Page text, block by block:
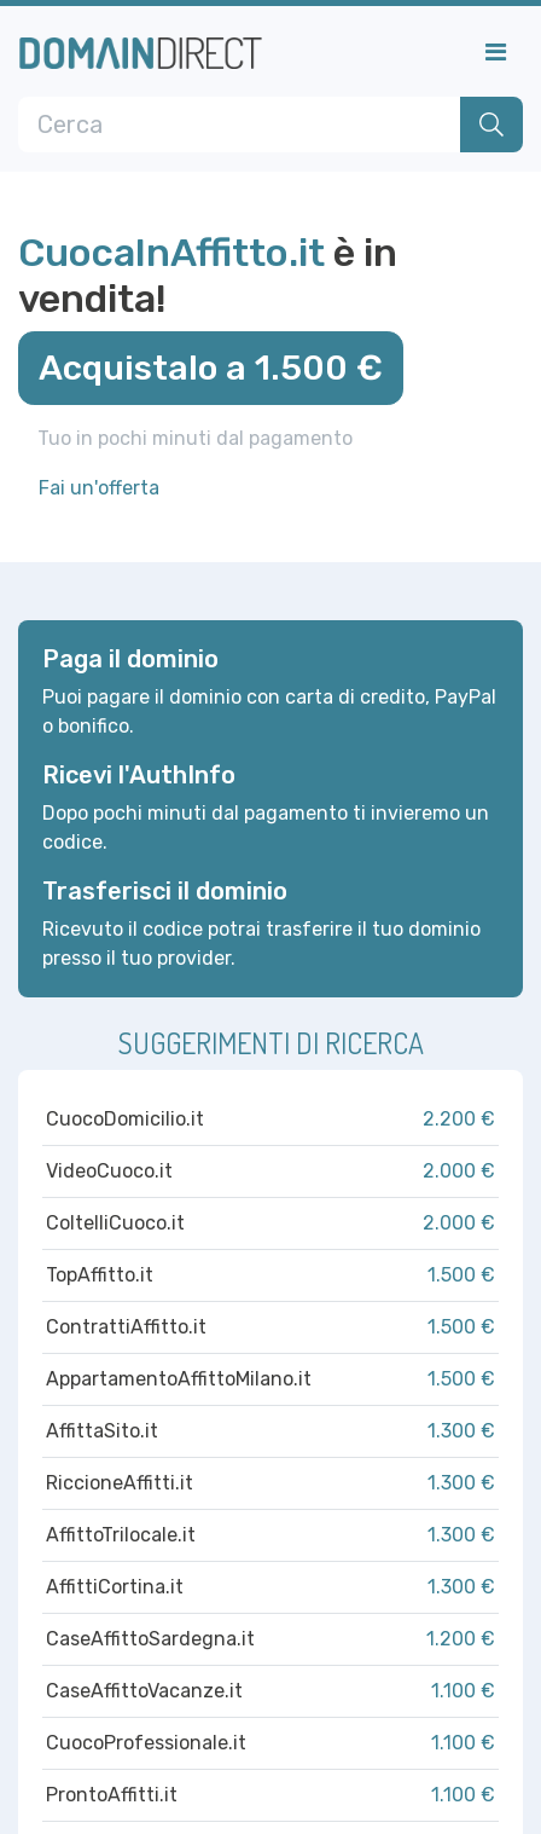
CuocaInAffitto.it è in
vendita!
Acquistalo a 1.500 €
Tuo in pochi minuti dal pagamento
Fai un'offerta
Paga il dominio
Puoi pagare il dominio con carta di credito, PayPal
o bonifico.
Ricevi l'AuthInfo
Dopo pochi minuti dal pagamento ti invieremo un
codice.
Trasferisci il dominio
Ricevuto il codice potrai trasferire il tuo dominio
presso il tuo provider.
SUGGERIMENTI DI RICERCA
CuocoDomicilio.it 2.200 €
VideoCuoco.it 2.000 €
ColtelliCuoco.it 2.000 €
TopAffitto.it 1.500 €
ContrattiAffitto.it 1.500 €
AppartamentoAffittoMilano.it 1.500 €
AffittaSito.it 1.300 €
RiccioneAffitti.it 1.300 €
AffittoTrilocale.it 1.300 €
AffittiCortina.it 1.300 €
CaseAffittoSardegna.it 1.200 €
CaseAffittoVacanze.it 1.100 €
CuocoProfessionale.it 1.100 €
ProntoAffitti.it 1.100 €